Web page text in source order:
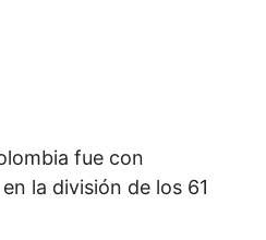
fue con
la división de los 61